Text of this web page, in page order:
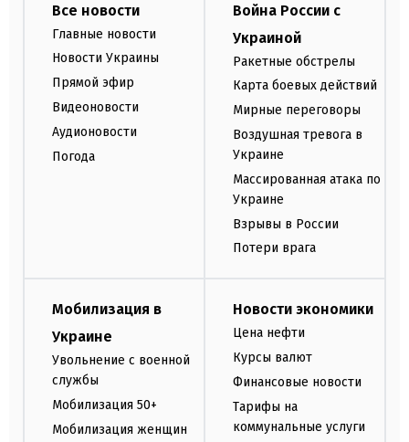
Все новости
Главные новости
Новости Украины
Прямой эфир
Видеоновости
Аудионовости
Погода
Война России с
Украиной
Ракетные обстрелы
Карта боевых действий
Мирные переговоры
Воздушная тревога в
Украине
Массированная атака по
Украине
Взрывы в России
Потери врага
Мобилизация в
Украине
Увольнение с военной
службы
Мобилизация 50+
Мобилизация женщин
Новости экономики
Цена нефти
Курсы валют
Финансовые новости
Тарифы на
коммунальные услуги